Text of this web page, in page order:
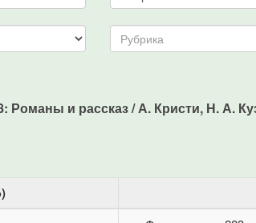
Романы и рассказ / А. Кристи, Н. А.